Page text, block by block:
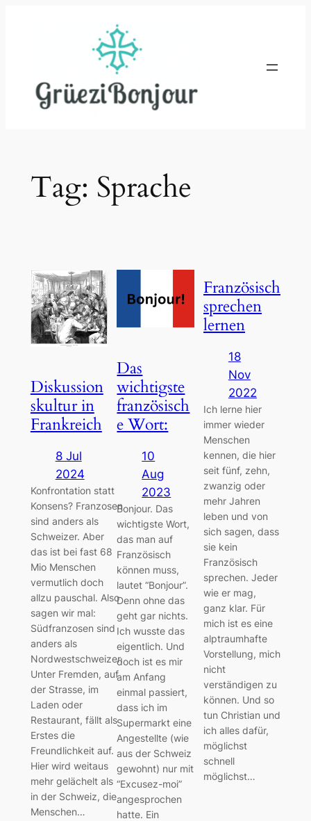
Tag: Sprache
Diskussion
skultur in
Frankreich
8 Jul
2024
Konfrontation statt
Konsens? Franzosen
sind anders als
Schweizer. Aber
das ist bei fast 68
Mio Menschen
vermutlich doch
allzu pauschal. Also
sagen wir mal:
Südfranzosen sind
anders als
Nordwestschweizer.
Unter Fremden, auf
der Strasse, im
Laden oder
Restaurant, fällt als
Erstes die
Freundlichkeit auf.
Hier wird weitaus
mehr gelächelt als
in der Schweiz, die
Menschen…
Das
wichtigste
französisch
e Wort:
10
Aug
2023
Bonjour. Das
wichtigste Wort,
das man auf
Französisch
können muss,
lautet “Bonjour”.
Denn ohne das
geht gar nichts.
Ich wusste das
eigentlich. Und
doch ist es mir
am Anfang
einmal passiert,
dass ich im
Supermarkt eine
Angestellte (wie
aus der Schweiz
gewohnt) nur mit
“Excusez-moi”
angesprochen
hatte. Ein
Französisch
sprechen
lernen
18
Nov
2022
Ich lerne hier
immer wieder
Menschen
kennen, die hier
seit fünf, zehn,
zwanzig oder
mehr Jahren
leben und von
sich sagen, dass
sie kein
Französisch
sprechen. Jeder
wie er mag,
ganz klar. Für
mich ist es eine
alptraumhafte
Vorstellung, mich
nicht
verständigen zu
können. Und so
tun Christian und
ich alles dafür,
möglichst
schnell
möglichst…